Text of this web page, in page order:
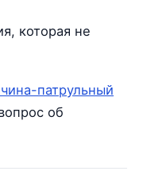
которая не
патрульный
об